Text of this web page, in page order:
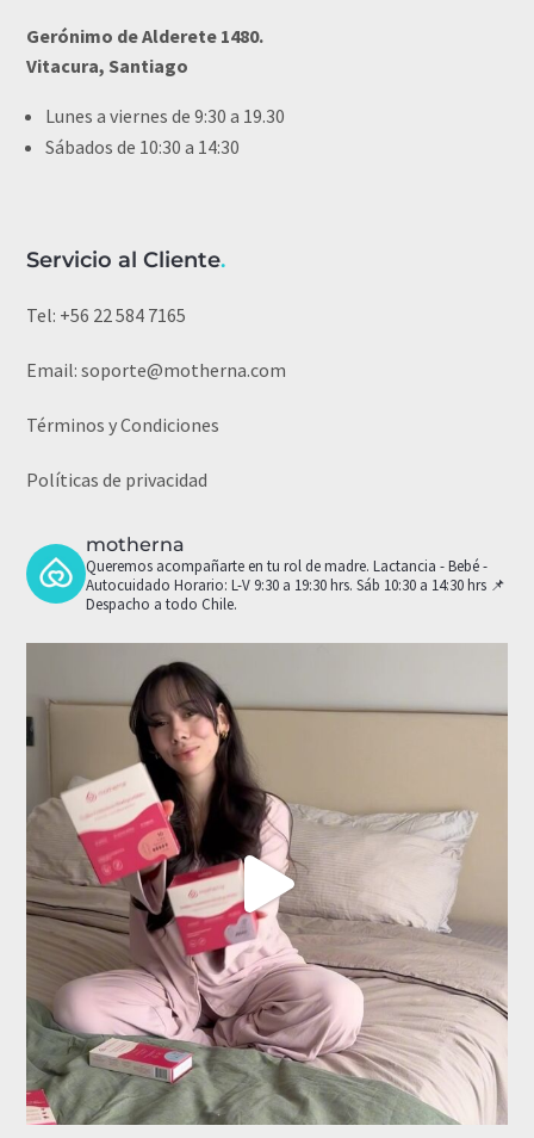
Gerónimo de Alderete 1480.
Vitacura, Santiago
Lunes a viernes de 9:30 a 19.30
Sábados de 10:30 a 14:30
Servicio al Cliente.
Tel: +56 22 584 7165
Email:soporte@motherna.com
Términos y Condiciones
Políticas de privacidad
motherna
Queremos acompañarte en tu rol de madre. Lactancia - Bebé -
Autocuidado Horario: L-V 9:30 a 19:30 hrs. Sáb 10:30 a 14:30 hrs 📌
Despacho a todo Chile.